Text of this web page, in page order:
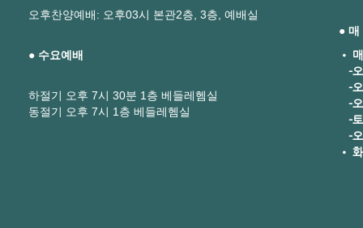
오후찬양예배: 오후03시 본관2층, 3층, 예배실
● 수요예배
하절기 오후 7시 30분 1층 베들레헴실
동절기 오후 7시 1층 베들레헴실
● 매
•
-오
-오
-오
-토
-오
•